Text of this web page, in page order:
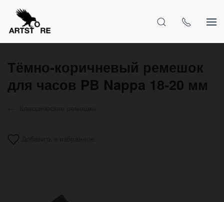
Тёмно-коричневый ремешок
для часов PB Nappa 18-20 мм